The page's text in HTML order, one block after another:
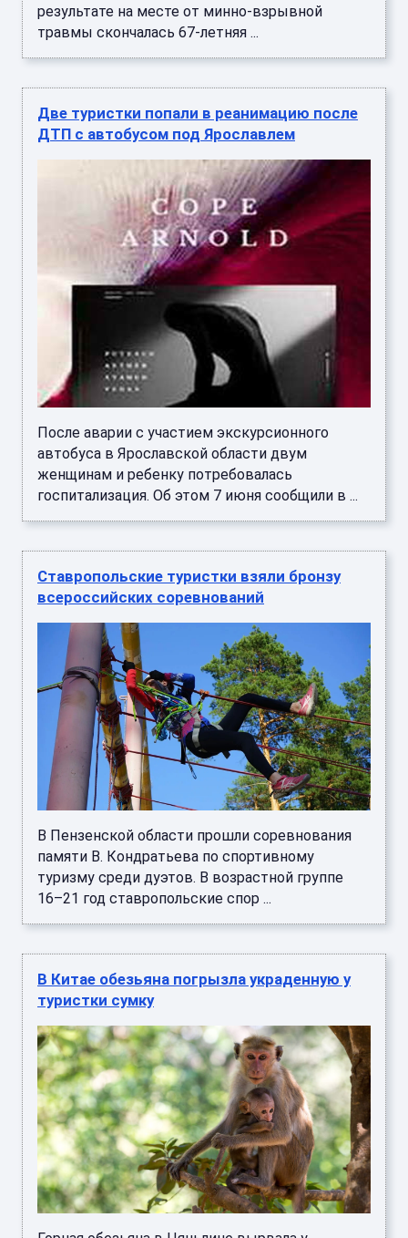
результате на месте от минно-взрывной
травмы скончалась 67-летняя ...
Две туристки попали в реанимацию после
ДТП с автобусом под Ярославлем
После аварии с участием экскурсионного
автобуса в Ярославской области двум
женщинам и ребенку потребовалась
госпитализация. Об этом 7 июня сообщили в ...
Ставропольские туристки взяли бронзу
всероссийских соревнований
В Пензенской области прошли соревнования
памяти В. Кондратьева по спортивному
туризму среди дуэтов. В возрастной группе
16–21 год ставропольские спор ...
В Китае обезьяна погрызла украденную у
туристки сумку